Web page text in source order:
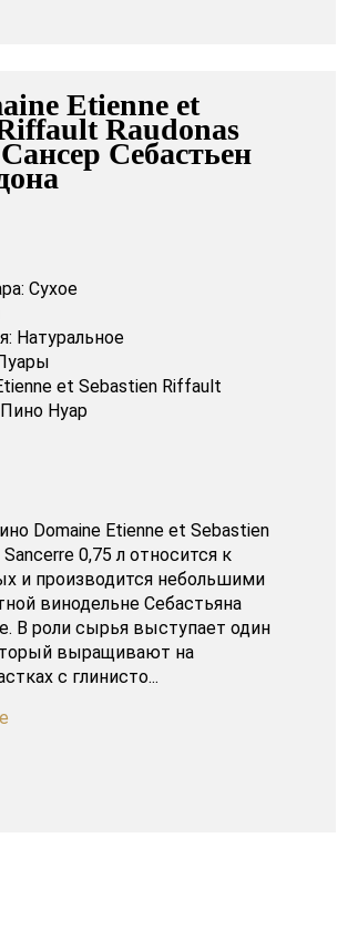
Etienne et
Raudonas
Себастьен
Сухое
Натуральное
et Sebastien Riffault
Пино Нуар
Domaine Etienne et Sebastien
0,75 л относится к
и производится небольшими
винодельне Себастьяна
В роли сырья выступает один
выращивают на
с глинисто...